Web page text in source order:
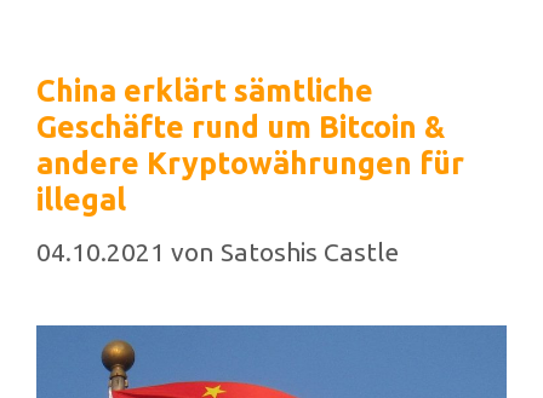
China erklärt sämtliche
Geschäfte rund um Bitcoin &
andere Kryptowährungen für
illegal
04.10.2021 von Satoshis Castle